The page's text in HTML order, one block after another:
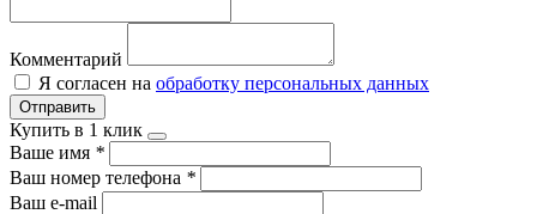
Комментарий
Я согласен на обработку персональных данных
Отправить
Купить в 1 клик
Ваше имя *
Ваш номер телефона *
Ваш e-mail